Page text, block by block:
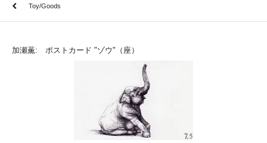
Toy/Goods
加瀬薫: ポストカード "ゾウ"（座）